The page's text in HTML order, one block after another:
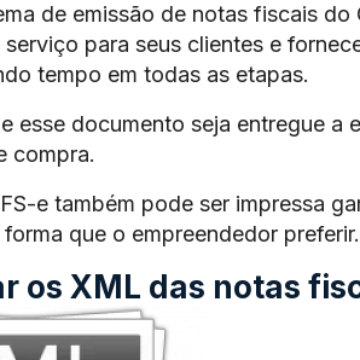
de emissão de notas fiscais
para seus clientes e
tempo em todas as etapas.
esse documento seja entregue a
compra.
e também pode ser impressa
que o empreendedor preferir.
os XML das notas